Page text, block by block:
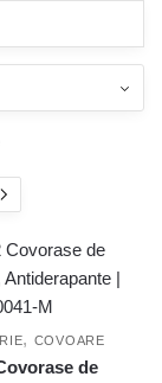
Sortat
popularitate
, COVOARE
de